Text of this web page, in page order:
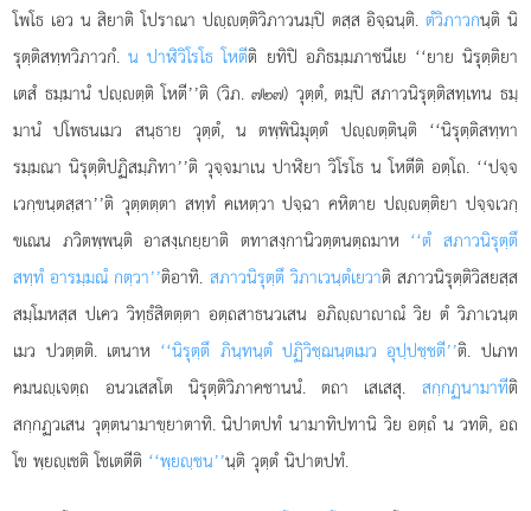
โพโธ เอว น สิยาติ โปราณา ปฺตฺติวิภาวนมฺปิ ตสฺส อิจฺฉนฺติ.ตํวิภาวกนฺติ นิ
รุตฺติสทฺทวิภาวกํ.น ปาฬิวิโรโธ โหตีติ ยทิปิ อภิธมฺมภาชนีเย ‘‘ยาย นิรุตฺติยา
เตสํ ธมฺมานํ ปฺตฺติ โหตี’’ติ (วิภ. ๗๒๗) วุตฺตํ, ตมฺปิ สภาวนิรุตฺติสทฺเทน ธมฺ
มานํ ปโพธนเมว สนฺธาย วุตฺตํ, น ตพฺพินิมุตฺตํ ปฺตฺตินฺติ ‘‘นิรุตฺติสทฺทา
รมฺมณา นิรุตฺติปฏิสมฺภิทา’’ติ วุจฺจมาเน ปาฬิยา วิโรโธ น โหตีติ อตฺโถ. ‘‘ปจฺจ
เวกฺขนฺตสฺสา’’ติ วุตฺตตฺตา สทฺทํ คเหตฺวา ปจฺฉา คหิตาย ปฺตฺติยา ปจฺจเวกฺ
ขเณน ภวิตพฺพนฺติ อาสงฺเกยฺยาติ ตทาสงฺกานิวตฺตนตฺถมาห ‘‘ตํ สภาวนิรุตฺตึ
สทฺทํ อารมฺมณํ กตฺวา’’ติอาทิ. สภาวนิรุตฺตึ วิภาเวนฺตํเยวาติ สภาวนิรุตฺติวิสยสฺส
สมฺโมหสฺส ปเคว วิทฺธํสิตตฺตา อตฺถสาธนวเสน อภิฺาาณํ วิย ตํ วิภาเวนฺต
เมว ปวตฺตติ. เตนาห ‘‘นิรุตฺตึ ภินฺทนฺตํ ปฏิวิชฺฌนฺตเมว อุปฺปชฺชตี’’ติ. ปเภท
คมนฺเจตฺถ อนวเสสโต นิรุตฺติวิภาคชานนํ. ตถา เสเสสุ. สกฺกฏนามาทีติ
สกฺกฏวเสน วุตฺตนามาขฺยาตาทิ. นิปาตปทํ นามาทิปทานิ วิย อตฺถํ น วทติ, อถ
โข พฺยฺเชติ โชเตตีติ ‘‘พฺยฺชน’’นฺติ วุตฺตํ นิปาตปทํ.